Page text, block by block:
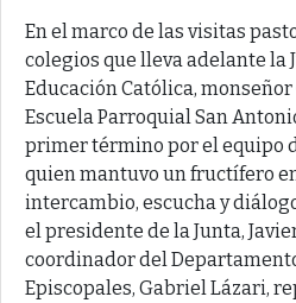
En el marco de las visitas
colegios que lleva adelante la
Educación Católica,
Escuela Parroquial San
primer término por el equipo
quien mantuvo un fructífero
intercambio, escucha y
el presidente de la Junta,
coordinador del
Episcopales, Gabriel Lázari,